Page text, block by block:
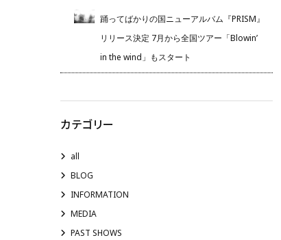
踊ってばかりの国ニューアルバム『PRISM』
リリース決定 7月から全国ツアー「Blowin’
in the wind」もスタート
カテゴリー
all
BLOG
INFORMATION
MEDIA
PAST SHOWS